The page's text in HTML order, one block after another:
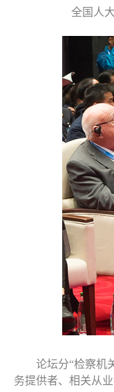
全国人
论坛分“检察机
务提供者、相关从